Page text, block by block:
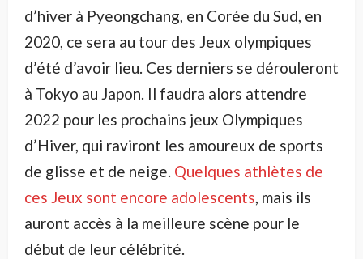
d’hiver à Pyeongchang, en Corée du Sud, en
2020, ce sera au tour des Jeux olympiques
d’été d’avoir lieu. Ces derniers se dérouleront
à Tokyo au Japon. Il faudra alors attendre
2022 pour les prochains jeux Olympiques
d’Hiver, qui raviront les amoureux de sports
de glisse et de neige. Quelques athlètes de
ces Jeux sont encore adolescents , mais ils
auront accès à la meilleure scène pour le
début de leur célébrité.